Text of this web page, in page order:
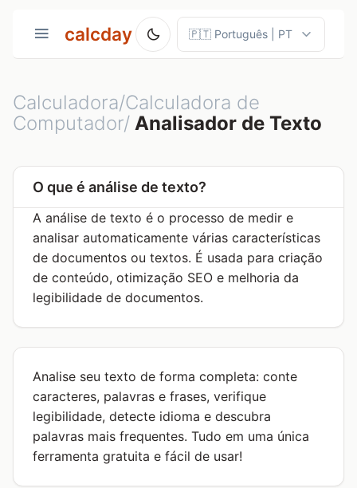
calcday
Calculadora/Calculadora de
Computador/ Analisador de Texto
O que é análise de texto?
A análise de texto é o processo de medir e
analisar automaticamente várias características
de documentos ou textos. É usada para criação
de conteúdo, otimização SEO e melhoria da
legibilidade de documentos.
Analise seu texto de forma completa: conte
caracteres, palavras e frases, verifique
legibilidade, detecte idioma e descubra
palavras mais frequentes. Tudo em uma única
ferramenta gratuita e fácil de usar!